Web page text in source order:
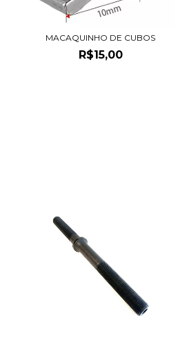
MACAQUINHO DE CUBOS
R$15,00